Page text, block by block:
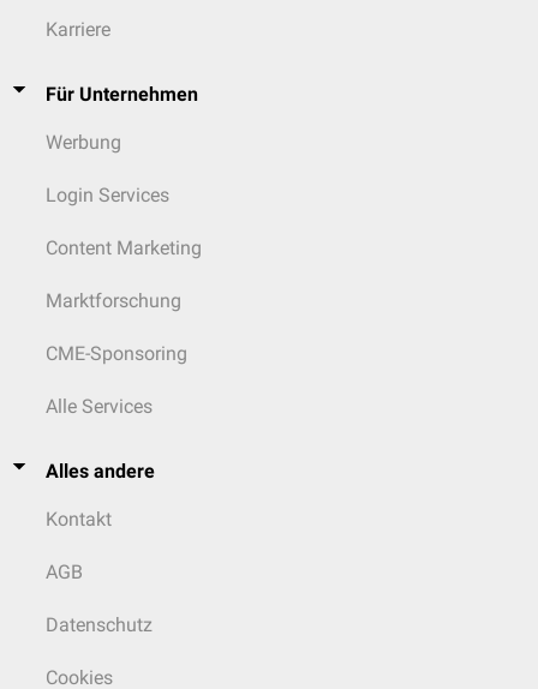
Karriere
Für Unternehmen
Werbung
Login Services
Content Marketing
Marktforschung
CME-Sponsoring
Alle Services
Alles andere
Kontakt
AGB
Datenschutz
Cookies